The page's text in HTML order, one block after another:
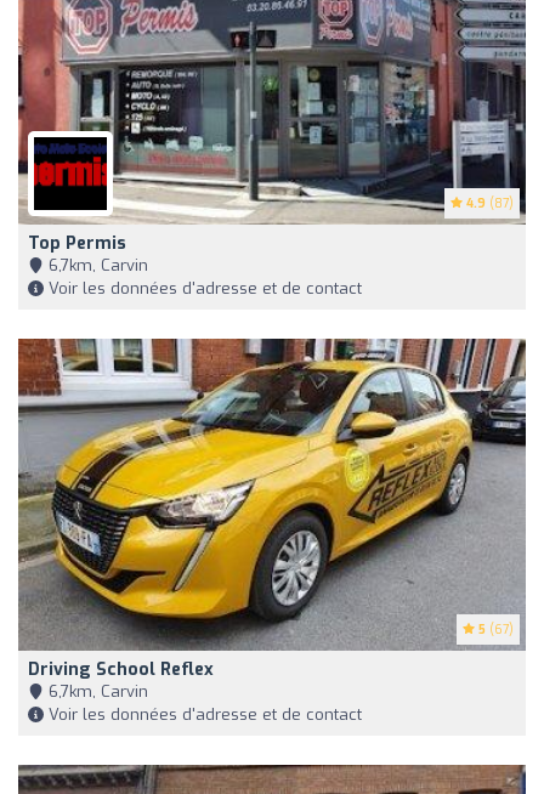
4.9 (87)
Top Permis
6,7km, Carvin
Voir les données d'adresse et de contact
5 (67)
Driving School Reflex
6,7km, Carvin
Voir les données d'adresse et de contact